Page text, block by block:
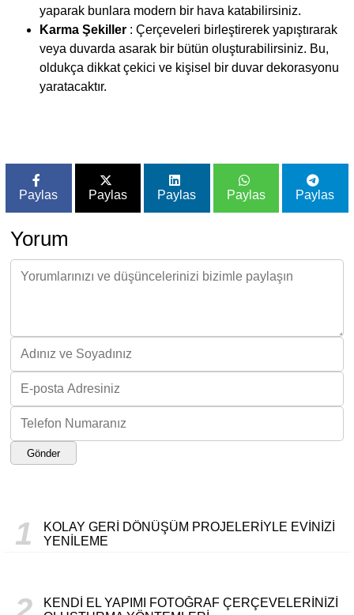
yaparak bunlara modern bir hava katabilirsiniz.
Karma Şekiller : Çerçeveleri birleştirerek yapıştırarak
veya duvarda asarak bir bütün oluşturabilirsiniz. Bu,
oldukça dikkat çekici ve kişisel bir duvar dekorasyonu
yaratacaktır.
Paylas Paylas Paylas Paylas Paylas
Yorum
Gönder
1
KOLAY GERI DÖNÜŞÜM PROJELERIYLE EVINIZI
YENILEME
KENDI EL YAPIMI FOTOĞRAF ÇERÇEVELERINIZI